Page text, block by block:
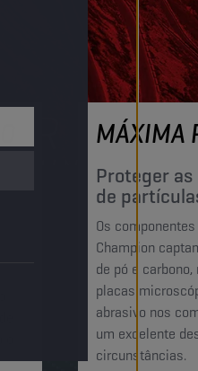
MÁXIMA
Proteger
de
Os
Champion
de pó e
placas
abrasivo nos
um excelente
circunstâncias.